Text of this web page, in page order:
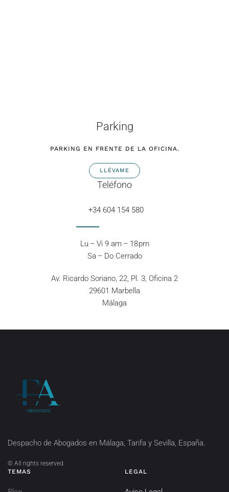
Parking
PARKING EN FRENTE DE LA OFICINA.
LLÉVAME
Teléfono
+34 604 154 580
Lu – Vi 9 am – 18 pm
Sa – Do Cerrado
Av. Ricardo Soriano, 22, Pl. 3, Oficina 2
29601 Marbella
Málaga
Despacho de Abogados en Málaga, Tarifa y Sevilla, España.
© All rights reserved.
TEMAS
LEGAL